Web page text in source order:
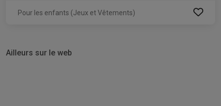
Pour les enfants (Jeux et Vêtements)
Ailleurs sur le web